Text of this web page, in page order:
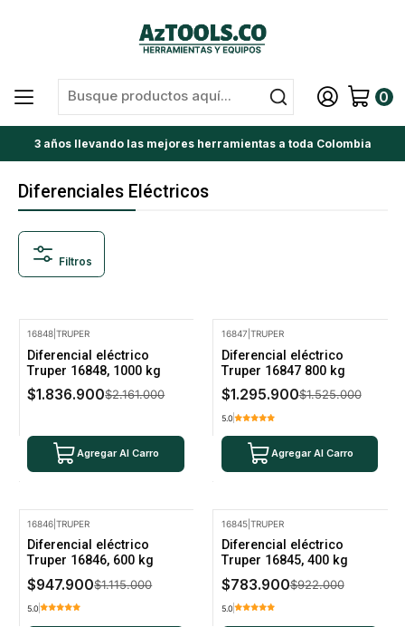
0
3 años llevando las mejores herramientas a toda Colombia
Diferenciales Eléctricos
Filtros
16848 |TRUPER
Diferencial eléctrico
Truper 16848, 1000 kg
$1.836.900$2.161.000
Agregar Al Carro
16847 TRUPER
Diferencial eléctrico
Truper 16847 800 kg
$1.295.900$1.525.000
5.0
Agregar Al Carro
16846 |TRUPER
Diferencial eléctrico
Truper 16846, 600 kg
$947.900$1.115.000
5.0
16845| TRUPER
Diferencial eléctrico
Truper 16845, 400 kg
$783.900$922.000
5.0